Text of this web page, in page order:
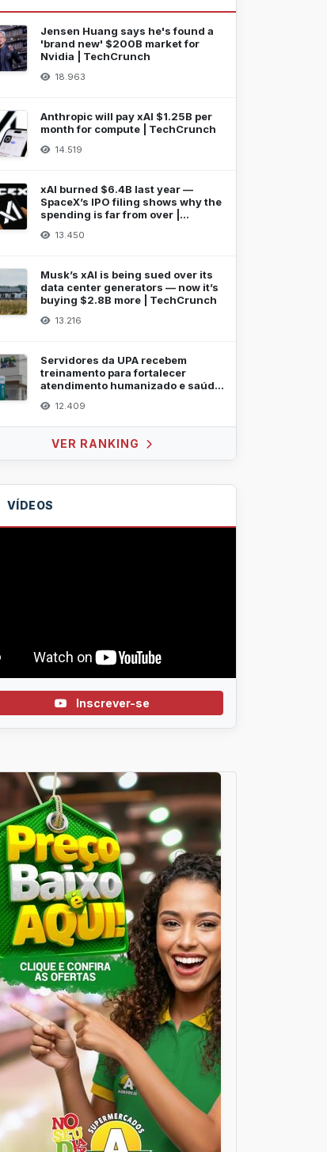
Jensen Huang says he's found a
'brand new' $200B market for
Nvidia | TechCrunch
18.963
Anthropic will pay xAI $1.25B per
month for compute | TechCrunch
14.519
xAI burned $6.4B last year —
SpaceX’s IPO filing shows why the
spending is far from over |
13.450
Musk’s xAI is being sued over its
data center generators — now it’s
buying $2.8B more | TechCrunch
13.216
Servidores da UPA recebem
treinamento para fortalecer
atendimento humanizado e saúde
12.409
VER RANKING
VÍDEOS
Inscrever-se